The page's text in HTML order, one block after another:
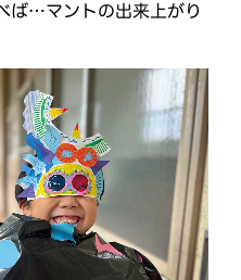
ば…マントの出来上がり